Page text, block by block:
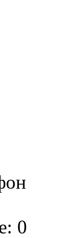
0